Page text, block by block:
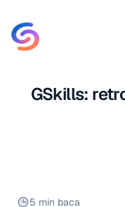
GSkills:
5 min baca